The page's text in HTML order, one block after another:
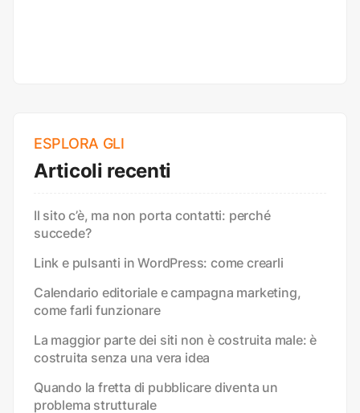
ESPLORA GLI
Articoli recenti
Il sito c’è, ma non porta contatti: perché
succede?
Link e pulsanti in WordPress: come crearli
Calendario editoriale e campagna marketing,
come farli funzionare
La maggior parte dei siti non è costruita male: è
costruita senza una vera idea
Quando la fretta di pubblicare diventa un
problema strutturale